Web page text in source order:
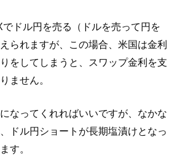
ドル円を売る（ドルを売って円を
られますが、この場合、米国は金利
をしてしまうと、スワップ金利を支
ません。
なってくれればいいですが、なかな
ドル円ショートが長期塩漬けとなっ
す。